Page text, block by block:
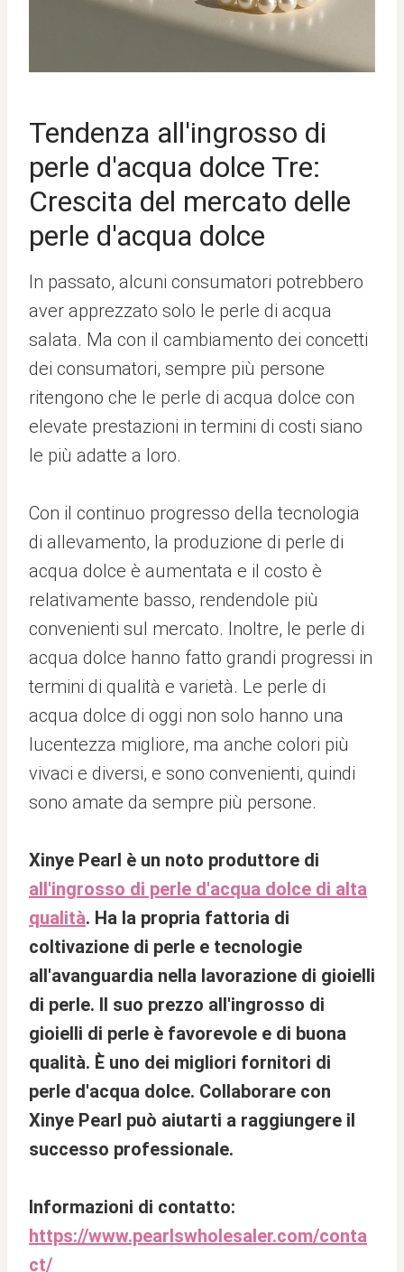
Tendenza all'ingrosso di
perle d'acqua dolce Tre:
Crescita del mercato delle
perle d'acqua dolce
In passato, alcuni consumatori potrebbero
aver apprezzato solo le perle di acqua
salata. Ma con il cambiamento dei concetti
dei consumatori, sempre più persone
ritengono che le perle di acqua dolce con
elevate prestazioni in termini di costi siano
le più adatte a loro.
Con il continuo progresso della tecnologia
di allevamento, la produzione di perle di
acqua dolce è aumentata e il costo è
relativamente basso, rendendole più
convenienti sul mercato. Inoltre, le perle di
acqua dolce hanno fatto grandi progressi in
termini di qualità e varietà. Le perle di
acqua dolce di oggi non solo hanno una
lucentezza migliore, ma anche colori più
vivaci e diversi, e sono convenienti, quindi
sono amate da sempre più persone.
Xinye Pearl è un noto produttore di
all'ingrosso di perle d'acqua dolce di alta
qualità. Ha la propria fattoria di
coltivazione di perle e tecnologie
all'avanguardia nella lavorazione di gioielli
di perle. Il suo prezzo all'ingrosso di
gioielli di perle è favorevole e di buona
qualità. È uno dei migliori fornitori di
perle d'acqua dolce. Collaborare con
Xinye Pearl può aiutarti a raggiungere il
successo professionale.
Informazioni di contatto:
https://www.pearlswholesaler.com/conta
ct/